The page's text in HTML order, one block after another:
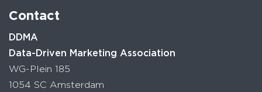
Contact
DDMA
Data-Driven Marketing Association
WG-Plein 185
1054 SC Amsterdam